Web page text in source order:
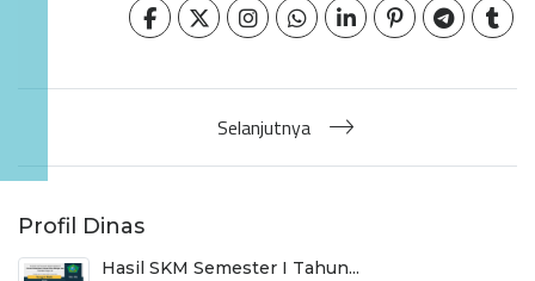
Selanjutnya
Profil Dinas
Hasil SKM Semester I Tahun...